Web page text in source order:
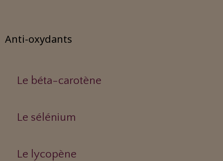
Anti-oxydants
Le béta-carotène
Le sélénium
Le lycopène